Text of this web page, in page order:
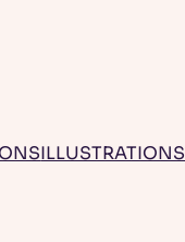
ILLUSTRATIONS